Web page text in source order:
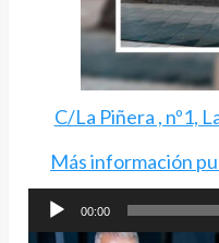
C/La Piñera , nº1,
Más información
Reproductor
de
00:00